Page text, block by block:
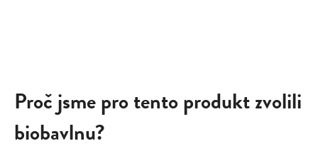
Proč jsme pro tento produkt zvolili
biobavlnu?